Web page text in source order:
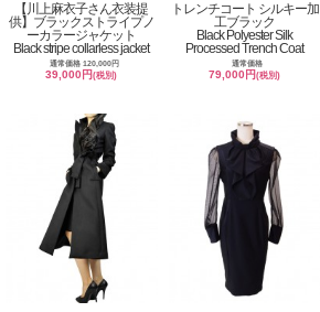
【川上麻衣子さん衣装提
供】ブラックストライプノ
ーカラージャケット
Black stripe collarless jacket
通常価格 120,000円
39,000円(税別)
トレンチコート シルキー加
工ブラック
Black Polyester Silk
Processed Trench Coat
通常価格
79,000円(税別)